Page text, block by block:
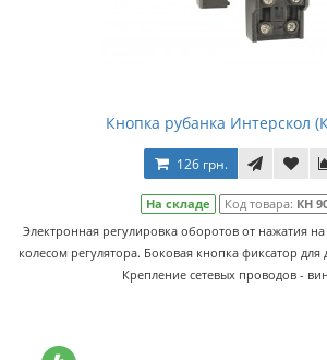
Кнопка рубанка Интерскол
126 грн.
На складе Код товара: КН
Электронная регулировка оборотов от нажатия
колесом регулятора. Боковая кнопка фиксатор
Крепление сетевых проводов -